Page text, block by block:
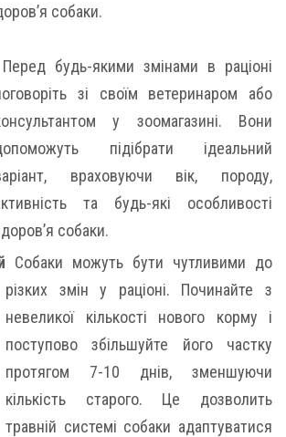
собаки.
Перед будь-якими змінами в раціоні
зі своїм ветеринаром або
у зоомагазині. Вони
підібрати ідеальний
враховуючи вік, породу,
та будь-які особливості
собаки.
Собаки можуть бути чутливими до
різких змін у раціоні. Починайте з
невеликої кількості нового корму і
поступово збільшуйте його частку
протягом 7-10 днів, зменшуючи
кількість старого. Це дозволить
травній системі собаки адаптуватися